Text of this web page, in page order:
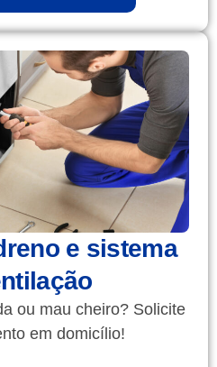
e sistema
ou mau cheiro? Solicite
em domicílio!